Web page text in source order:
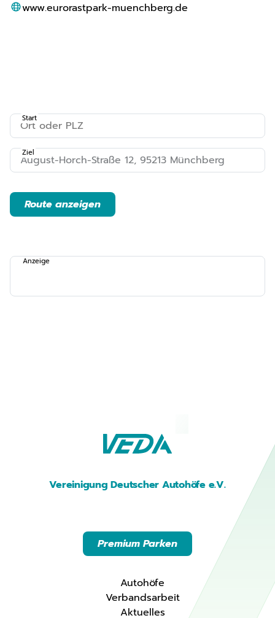
www.eurorastpark-muenchberg.de
Start
Ziel
Route anzeigen
Anzeige
Vereinigung Deutscher Autohöfe e.V.
Premium Parken
Autohöfe
Verbandsarbeit
Aktuelles